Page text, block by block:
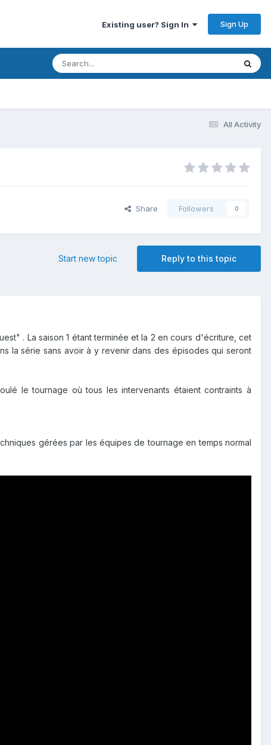
Existing user? Sign In Sign Up
All Activity
Share Followers 0
Reply to this topic
Start new topic
. La saison 1 étant terminée et la 2 en cours d'écriture, cet
la série sans avoir à y revenir dans des épisodes qui seront
le tournage où tous les intervenants étaient contraints à
gérées par les équipes de tournage en temps normal